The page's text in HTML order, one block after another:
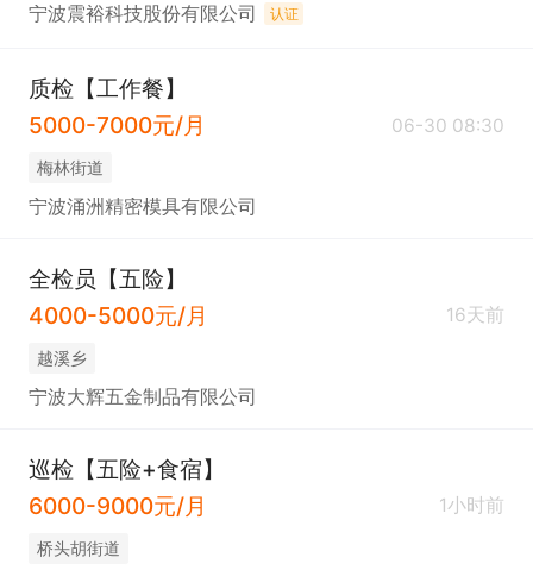
宁波震裕科技股份有限公司 认证
质检【工作餐】
5000-7000元/月
06-30 08:30
梅林街道
宁波涌洲精密模具有限公司
全检员【五险】
4000-5000元/月
16天前
越溪乡
宁波大辉五金制品有限公司
巡检【五险+食宿】
6000-9000元/月
1小时前
桥头胡街道